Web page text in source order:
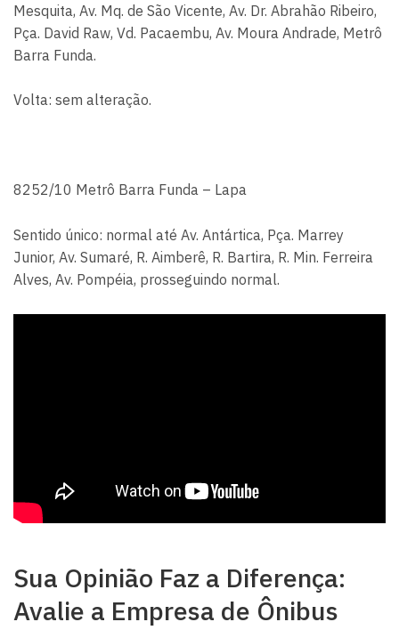
Mesquita, Av. Mq. de São Vicente, Av. Dr. Abrahão Ribeiro,
Pça. David Raw, Vd. Pacaembu, Av. Moura Andrade, Metrô
Barra Funda.
Volta: sem alteração.
8252/10 Metrô Barra Funda – Lapa
Sentido único: normal até Av. Antártica, Pça. Marrey
Junior, Av. Sumaré, R. Aimberê, R. Bartira, R. Min. Ferreira
Alves, Av. Pompéia, prosseguindo normal.
Sua Opinião Faz a Diferença:
Avalie a Empresa de Ônibus